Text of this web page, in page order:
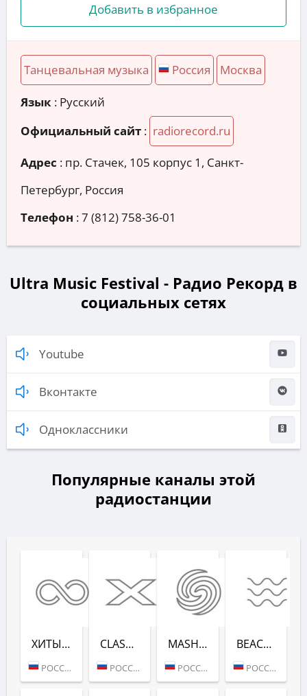
Добавить в избранное
Танцевальная музыка Россия Москва
Язык : Русский
Официальный сайт : radiorecord.ru
Адрес : пр. Стачек, 105 корпус 1, Санкт-
Петербург, Россия
Телефон :7 (812) 758-36-01
Ultra Music Festival - Радио Рекорд в
социальных сетях
Youtube
Вконтакте
Одноклассники
Популярные каналы этой
радиостанции
ХИТЫ ВСЕХ ВРЕ­МЕН (RADIO RECORD)
РОССИЯ (МОСКВА)
CLASSIX (RADIO RECORD)
РОССИЯ (МОСКВА)
MASHUP (РАДИО РЕКОРД)
РОССИЯ (МОСКВА)
BEACH PARTY (РАДИО РЕКОРД)
РОССИЯ (САНКТ-ПЕТЕРБУРГ)